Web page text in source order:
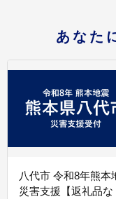
あなた
八代市 令和8年熊本
災害支援【返礼品な